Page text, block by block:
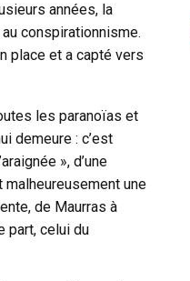
années, la
conspirationnisme.
place et a capté vers
les paranoïas et
demeure : c’est
», d’une
une
de Maurras à
part, celui du